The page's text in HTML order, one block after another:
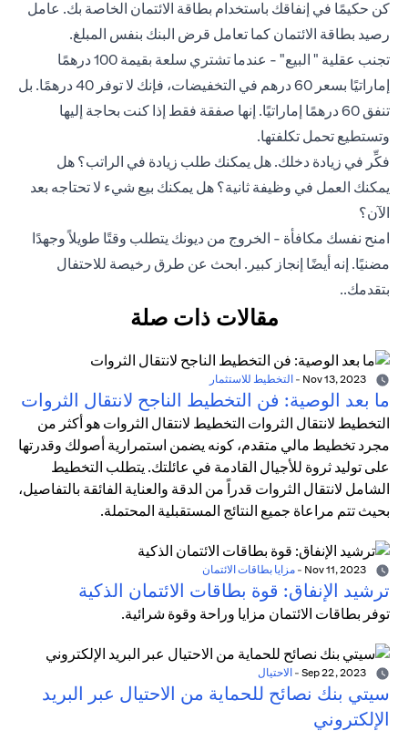
كن حكيمًا في إنفاقك باستخدام بطاقة الائتمان الخاصة بك. عامل
رصيد بطاقة الائتمان كما تعامل قرض البنك بنفس المبلغ.
تجنب عقلية " البيع" - عندما تشتري سلعة بقيمة 100 درهمًا
إماراتيًا بسعر 60 درهم في التخفيضات، فإنك لا توفر 40 درهمًا. بل
تنفق 60 درهمًا إماراتيًا. إنها صفقة فقط إذا كنت بحاجة إليها
وتستطيع تحمل تكلفتها.
فكِّر في زيادة دخلك. هل يمكنك طلب زيادة في الراتب؟ هل
يمكنك العمل في وظيفة ثانية؟ هل يمكنك بيع شيء لا تحتاجه بعد
الآن؟
امنح نفسك مكافأة - الخروج من ديونك يتطلب وقتًا طويلاً وجهدًا
مضنيًا. إنه أيضًا إنجاز كبير. ابحث عن طرق رخيصة للاحتفال
بتقدمك..
مقالات ذات صلة
- التخطيط للاستثمار
ما بعد الوصية: فن التخطيط الناجح لانتقال الثروات
التخطيط لانتقال الثروات التخطيط لانتقال الثروات هو أكثر من
مجرد تخطيط مالي متقدم، كونه يضمن استمرارية أصولك وقدرتها
على توليد ثروة للأجيال القادمة في عائلتك. يتطلب التخطيط
الشامل لانتقال الثروات قدراً من الدقة والعناية الفائقة بالتفاصيل،
بحيث تتم مراعاة جميع النتائج المستقبلية المحتملة.
- مزايا بطاقات الائتمان
ترشيد الإنفاق: قوة بطاقات الائتمان الذكية
توفر بطاقات الائتمان مزايا وراحة وقوة شرائية.
- الاحتيال
سيتي بنك نصائح للحماية من الاحتيال عبر البريد
الإلكتروني